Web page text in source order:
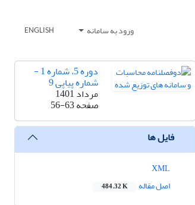
ورود به سامانه ENGLISH
دوره 5، شماره 1 -
شماره پیاپی 9
مرداد 1401
صفحه56-63
فایل ها
اصل مقاله
484.32 K